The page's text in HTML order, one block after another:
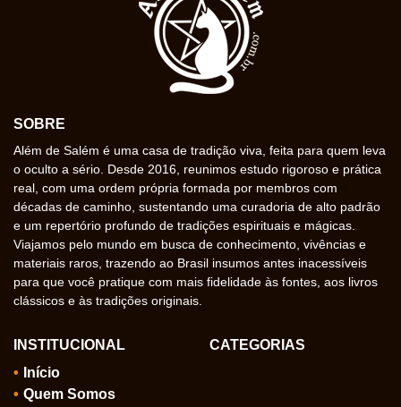
SOBRE
Além de Salém é uma casa de tradição viva, feita para quem leva
o oculto a sério. Desde 2016, reunimos estudo rigoroso e prática
real, com uma ordem própria formada por membros com
décadas de caminho, sustentando uma curadoria de alto padrão
e um repertório profundo de tradições espirituais e mágicas.
Viajamos pelo mundo em busca de conhecimento, vivências e
materiais raros, trazendo ao Brasil insumos antes inacessíveis
para que você pratique com mais fidelidade às fontes, aos livros
clássicos e às tradições originais.
INSTITUCIONAL
Início
Quem Somos
CATEGORIAS